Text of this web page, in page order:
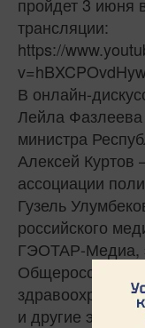
трансляции:
https://
В онлайн-
Лейла
министра
Алексей Куртов
ассоциации
Гузель
российского
ГЭОТАР-Медиа,
и другие